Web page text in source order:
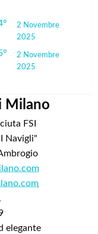
2 Novembre
2025
2 Novembre
2025
Milano
FSI
Navigli"
elegante